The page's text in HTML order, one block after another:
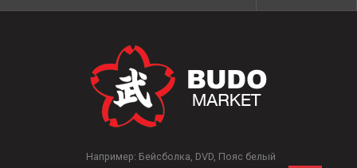
Например: Бейсболка DVD Пояс белый